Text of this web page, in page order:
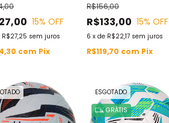
15% OFF
R$27,25 sem juros
com Pix
2025 Padrão Oficial
R$133,00
R$156,00
15% OFF
6 xde R$22,17 sem juros
R$119,70 com Pix
ESGOTADO
GRÁTIS